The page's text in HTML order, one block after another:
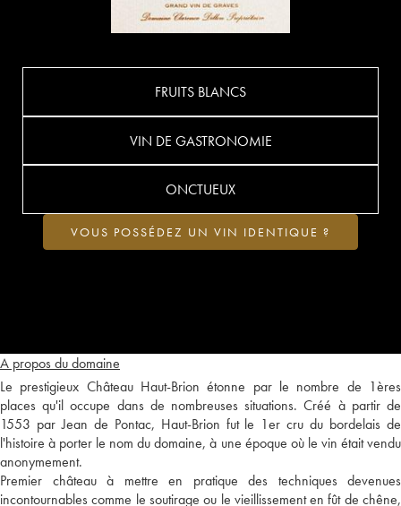
A propos du domaine
Le prestigieux Château Haut-Brion étonne par le nombre de 1ères
places qu'il occupe dans de nombreuses situations. Créé à partir de
1553 par Jean de Pontac, Haut-Brion fut le 1er cru du bordelais de
l'histoire à porter le nom du domaine, à une époque où le vin était vendu
anonymement.
Premier château à mettre en pratique des techniques devenues
incontournables comme le soutirage ou le vieillissement en fût de chêne,
FRUITS BLANCS
VIN DE GASTRONOMIE
ONCTUEUX
VOUS POSSÉDEZ UN VIN IDENTIQUE ?